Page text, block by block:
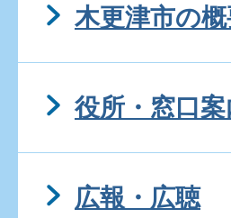
木更津市の
役所・窓口案
広報・広聴